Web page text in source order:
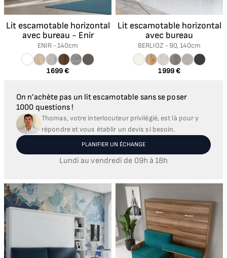
Lit escamotable horizontal
avec bureau - Enir
ENIR -140cm
1 699 €
Lit escamotable horizontal
avec bureau
BERLIOZ -90, 140cm
1 999 €
On n’achète pas un lit escamotable sans se poser
1000 questions !
Thomas, votre interlocuteur privilégié, est là pour y
répondre et vous établir un devis si besoin.
PLANIFIER UN ÉCHANGE
Lundi au vendredi de 09h à 18h